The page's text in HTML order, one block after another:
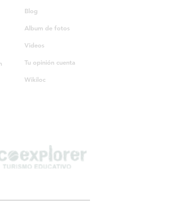
Blog
Album de fotos
Videos
Tu opinión cuenta
Wikiloc